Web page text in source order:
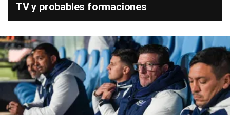
TV y probables formaciones